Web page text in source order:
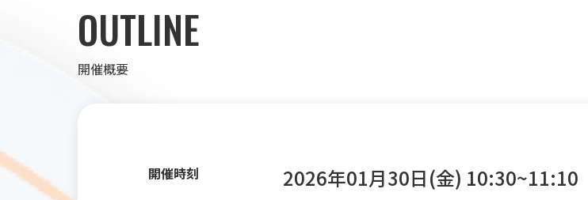
OUTLINE
開催概要
開催時刻 2026年01月30日(金) 10:30~11:10